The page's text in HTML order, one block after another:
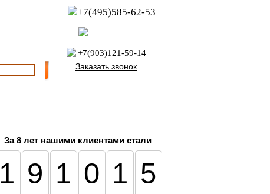
+7(495)585-62-53
+7(903)121-59-14
Заказать звонок
За 8 лет нашими клиентами стали
191015